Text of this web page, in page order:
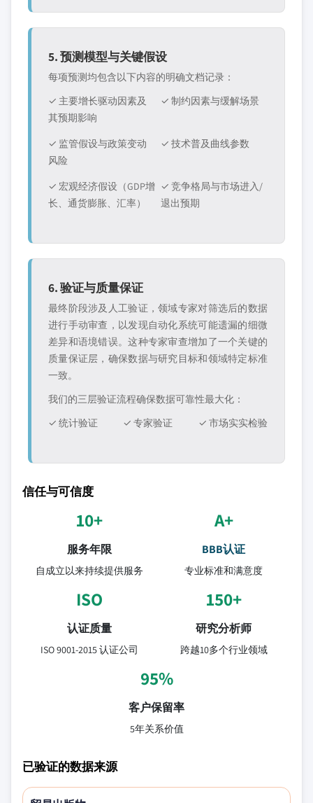
5. 预测模型与关键假设
每项预测均包含以下内容的明确文档记录：
✓ 主要增长驱动因素及
其预期影响
✓ 制约因素与缓解场景
✓ 监管假设与政策变动
风险
✓ 技术普及曲线参数
✓ 宏观经济假设（GDP增
长、通货膨胀、汇率）
✓ 竞争格局与市场进入/
退出预期
6. 验证与质量保证
最终阶段涉及人工验证，领域专家对筛选后的数据
进行手动审查，以发现自动化系统可能遗漏的细微
差异和语境错误。这种专家审查增加了一个关键的
质量保证层，确保数据与研究目标和领域特定标准
一致。
我们的三层验证流程确保数据可靠性最大化：
✓ 统计验证
✓ 专家验证 ✓ 市场实实检验
信任与可信度
10+
服务年限
自成立以来持续提供服务
A+
BBB认证
专业标准和满意度
ISO
认证质量
ISO 9001-2015 认证公司
150+
研究分析师
跨越10多个行业领域
95%
客户保留率
5年关系价值
已验证的数据来源